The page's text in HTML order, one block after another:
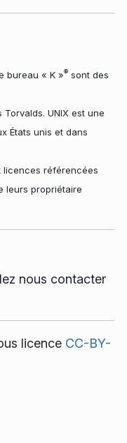
bureau « K »® sont des
UNIX est une
États unis et dans
licences référencées
leurs propriétaire
nous contacter
licence CC-BY-